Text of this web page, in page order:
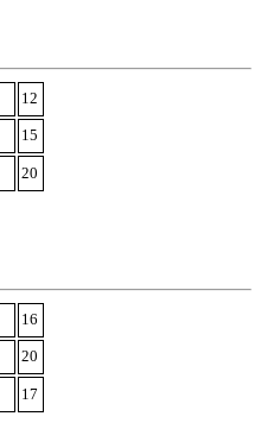
12
15
20
16
20
17